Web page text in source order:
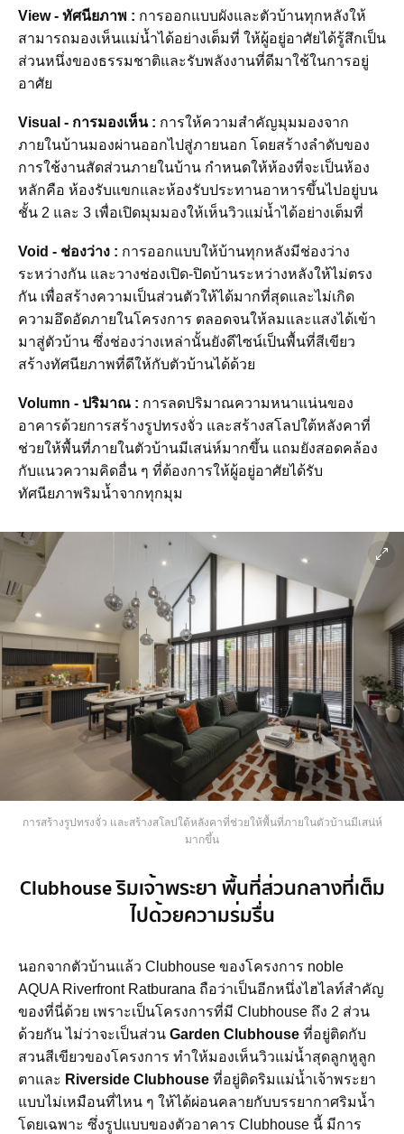
View - ทัศนียภาพ : การออกแบบผังและตัวบ้านทุกหลังให้
สามารถมองเห็นแม่น้ำได้อย่างเต็มที่ ให้ผู้อยู่อาศัยได้รู้สึกเป็น
ส่วนหนึ่งของธรรมชาติและรับพลังงานที่ดีมาใช้ในการอยู่
อาศัย
Visual - การมองเห็น : การให้ความสําคัญมุมมองจาก
ภายในบ้านมองผ่านออกไปสู่ภายนอก โดยสร้างลําดับของ
การใช้งานสัดส่วนภายในบ้าน กําหนดให้ห้องที่จะเป็นห้อง
หลักคือ ห้องรับแขกและห้องรับประทานอาหารขึ้นไปอยู่บน
ชั้น 2 และ 3 เพื่อเปิดมุมมองให้เห็นวิวแม่น้ำได้อย่างเต็มที่
Void - ช่องว่าง : การออกแบบให้บ้านทุกหลังมีช่องว่าง
ระหว่างกัน และวางช่องเปิด-ปิดบ้านระหว่างหลังให้ไม่ตรง
กัน เพื่อสร้างความเป็นส่วนตัวให้ได้มากที่สุดและไม่เกิด
ความอึดอัดภายในโครงการ ตลอดจนให้ลมและแสงได้เข้า
มาสู่ตัวบ้าน ซึ่งช่องว่างเหล่านั้นยังดีไซน์เป็นพื้นที่สีเขียว
สร้างทัศนียภาพที่ดีให้กับตัวบ้านได้ด้วย
Volumn - ปริมาณ : การลดปริมาณความหนาแน่นของ
อาคารด้วยการสร้างรูปทรงจั่ว และสร้างสโลปใต้หลังคาที่
ช่วยให้พื้นที่ภายในตัวบ้านมีเสน่ห์มากขึ้น แถมยังสอดคล้อง
กับแนวความคิดอื่น ๆ ที่ต้องการให้ผู้อยู่อาศัยได้รับ
ทัศนียภาพริมน้ำจากทุกมุม
การสร้างรูปทรงจั่ว และสร้างสโลปใต้หลังคาที่ช่วยให้พื้นที่ภายในตัวบ้านมีเสน่ห์
มากขึ้น
Clubhouse ริมเจ้าพระยา พื้นที่ส่วนกลางที่เต็ม
ไปด้วยความร่มรื่น
นอกจากตัวบ้านแล้ว Clubhouse ของโครงการ noble
AQUA Riverfront Ratburana ถือว่าเป็นอีกหนึ่งไฮไลท์สำคัญ
ของที่นี่ด้วย เพราะเป็นโครงการที่มี Clubhouse ถึง 2 ส่วน
ด้วยกัน ไม่ว่าจะเป็นส่วน Garden Clubhouse ที่อยู่ติดกับ
สวนสีเขียวของโครงการ ทำให้มองเห็นวิวแม่น้ำสุดลูกหูลูก
ตาและ Riverside Clubhouse ที่อยู่ติดริมแม่นํ้าเจ้าพระยา
แบบไม่เหมือนที่ไหน ๆ ให้ได้ผ่อนคลายกับบรรยากาศริมน้ำ
โดยเฉพาะ ซึ่งรูปแบบของตัวอาคาร Clubhouse นี้ มีการ